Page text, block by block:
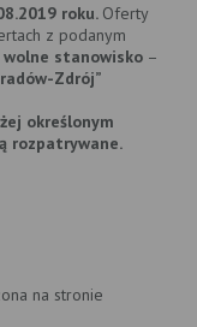
roku. Oferty
z podanym
stanowisko –
Zdrój”
określonym
rozpatrywane.
na stronie